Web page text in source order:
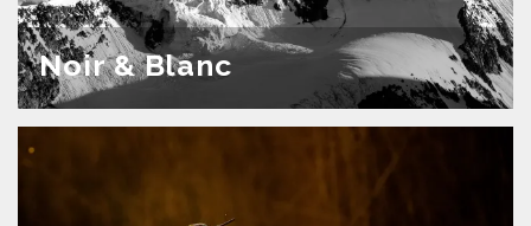
Noir & Blanc